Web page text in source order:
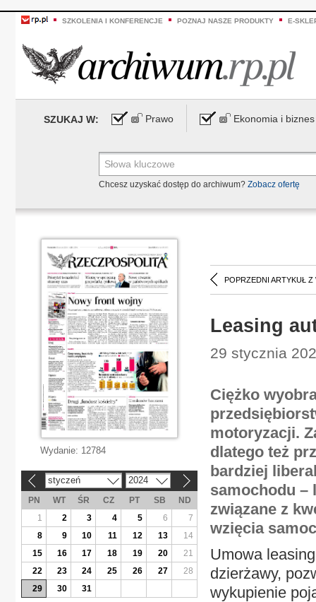
SZKOLENIA I KONFERENCJE POZNAJ NASZE PRODUKTY E-
SZUKAJ W: Prawo Ekonomia i biznes
Chcesz uzyskać dostęp do archiwum? Zobacz ofertę
POPRZEDNI ARTYKUŁ Z
Leasing
29 stycznia
Ciężko
motoryzacji.
dlatego też
bardziej
samochodu –
związane z
wzięcia
Umowa
dzierżawy,
wykupienie
Wydanie: 12784
styczeń 2024
PN WT ŚR CZ PT SB
ND
1
2 3 4 5 6
7
8
9 10 11 12 13
14
15
16 17 18 19 20
21
22
23 24 25 26 27
28
29
30 31